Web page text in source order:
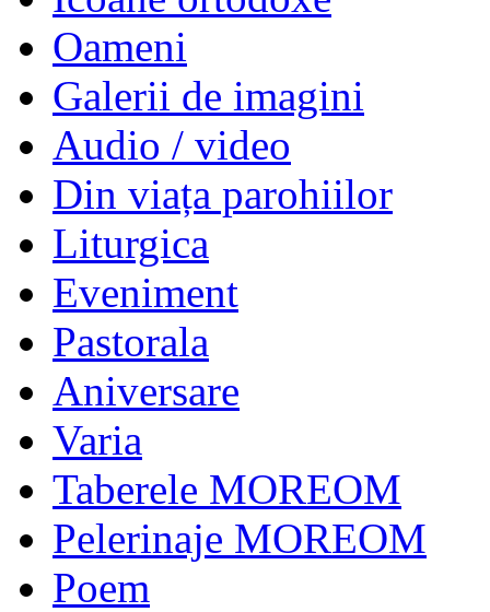
Oameni
Galerii de imagini
Audio / video
Din viața parohiilor
Liturgica
Eveniment
Pastorala
Aniversare
Varia
Taberele MOREOM
Pelerinaje MOREOM
Poem